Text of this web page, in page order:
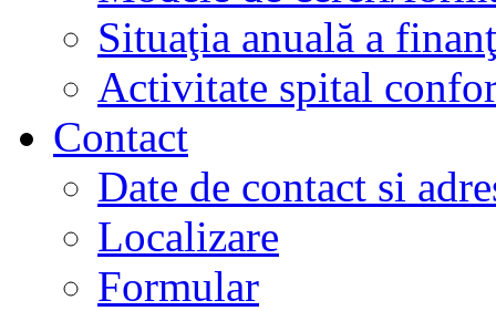
Situaţia anuală a
Activitate spital
Contact
Date de contact si
Localizare
Formular